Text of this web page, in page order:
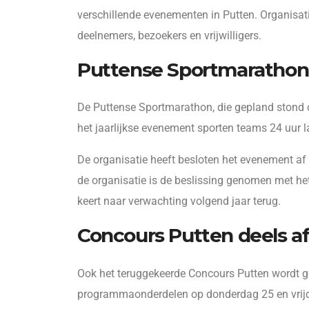
verschillende evenementen in Putten.
deelnemers, bezoekers en vrijwilligers.
Puttense
De Puttense Sportmarathon, die gepland
het jaarlijkse evenement sporten teams 24 uur
De organisatie heeft besloten het evenement
de organisatie is de beslissing genomen met
keert naar verwachting volgend jaar terug.
Concours Putten deels
Ook het teruggekeerde Concours Putten wordt
programmaonderdelen op donderdag 25 en